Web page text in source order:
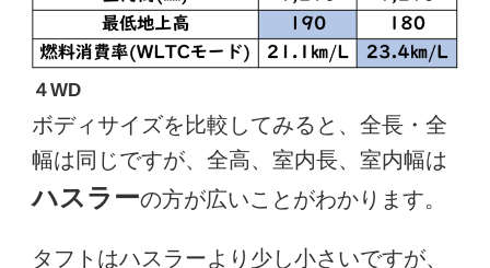
４WD
ボディサイズを比較してみると、全長・全
幅は同じですが、全高、室内長、室内幅は
ハスラーの方が広いことがわかります。
タフトはハスラーより少し小さいですが、